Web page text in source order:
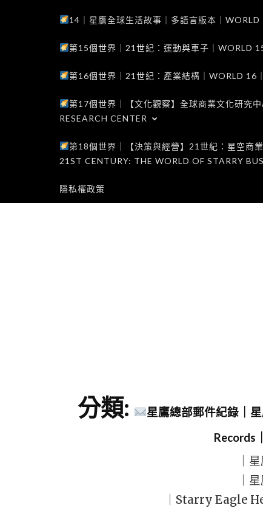
14｜星鷹全球生活故事｜多語言版本｜
第15個世界｜21世紀：運動與車子｜WORLD
第16個世界｜21世紀：產業結構｜WORLD
第17個世界｜【文化觀察】全球商業文化研究
RESEARCH CENTER
第18個世界｜【決策與經營】21世紀：星空
21ST CENTURY: THE WORLD OF STARRY
隱私權政策
分類:
星鷹總部郵件紀錄｜
Records
｜
｜
｜Starry Eagle